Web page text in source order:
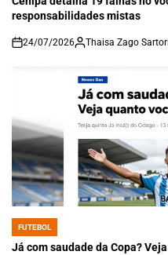
responsabilidades mistas
on
24/07/2026 Thaisa Zago Sartori
POSTED
IN
FUTEBOL
Já com saudade da Copa?